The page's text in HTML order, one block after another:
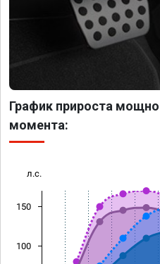
График прироста
момента:
л.с.
100
150